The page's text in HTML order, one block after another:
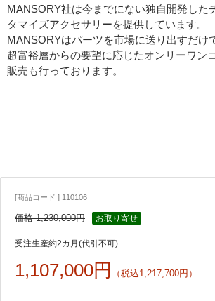
MANSORY社は今までにない独自開発した
タマイズアクセサリーを提供しています。
MANSORYはパーツを市場に送り出すだけ
超富裕層からの要望に応じたオンリーワン
販売も行っております。
[商品コード ] 110106
価格 1,230,000円 お取り寄せ
受注生産約2カ月(代引不可)
1,107,000円 （税込1,217,700円）